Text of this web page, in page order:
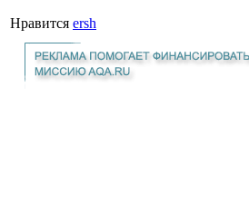
Нравится ersh